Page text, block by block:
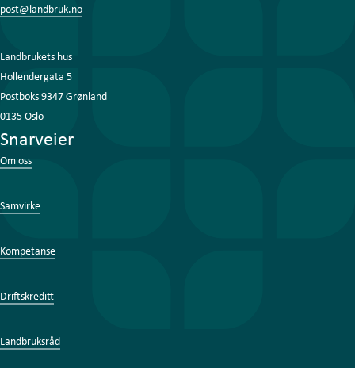
post@landbruk.no
Landbrukets hus
Hollendergata 5
Postboks 9347 Grønland
0135 Oslo
Snarveier
Om oss
Samvirke
Kompetanse
Driftskreditt
Landbruksråd